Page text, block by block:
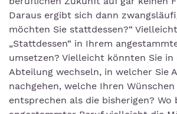
Daraus ergibt sich dann
möchten Sie stattdessen?“
„Stattdessen“ in Ihrem
umsetzen? Vielleicht könnten Sie in
Abteilung wechseln, in welcher Sie
nachgehen, welche Ihren
entsprechen als die bisherigen? Wo